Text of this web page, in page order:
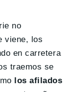
no
viene, los
en carretera
traemos se
los afilados